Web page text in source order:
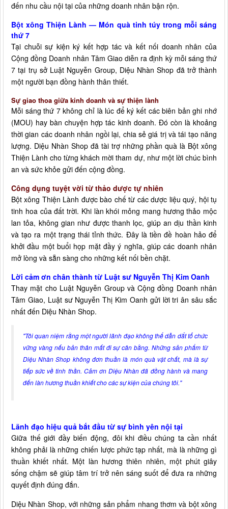
đến nhu cầu nội tại của những doanh nhân bận rộn.
Bột xông Thiện Lành — Món quà tinh túy trong mỗi sáng
thứ 7
Tại chuỗi sự kiện ký kết hợp tác và kết nối doanh nhân của
Cộng đồng Doanh nhân Tâm Giao diễn ra định kỳ mỗi sáng thứ
7 tại trụ sở Luật Nguyễn Group, Diệu Nhàn Shop đã trở thành
một người bạn đồng hành thân thiết.
Sự giao thoa giữa kinh doanh và sự thiện lành
Mỗi sáng thứ 7 không chỉ là lúc để ký kết các biên bản ghi nhớ
(MOU) hay bàn chuyện hợp tác kinh doanh. Đó còn là khoảng
thời gian các doanh nhân ngồi lại, chia sẻ giá trị và tái tạo năng
lượng. Diệu Nhàn Shop đã tài trợ những phần quà là Bột xông
Thiện Lành cho từng khách mời tham dự, như một lời chúc bình
an và sức khỏe gửi đến cộng đồng.
Công dụng tuyệt vời từ thảo dược tự nhiên
Bột xông Thiện Lành được bào chế từ các dược liệu quý, hội tụ
tinh hoa của đất trời. Khi làn khói mỏng mang hương thảo mộc
lan tỏa, không gian như được thanh lọc, giúp an dịu thần kinh
và tạo ra một trạng thái tỉnh thức. Đây là tiền đề hoàn hảo để
khởi đầu một buổi họp mặt đầy ý nghĩa, giúp các doanh nhân
mở lòng và sẵn sàng cho những kết nối bền chặt.
Lời cảm ơn chân thành từ Luật sư Nguyễn Thị Kim Oanh
Thay mặt cho Luật Nguyễn Group và Cộng đồng Doanh nhân
Tâm Giao, Luật sư Nguyễn Thị Kim Oanh gửi lời tri ân sâu sắc
nhất đến Diệu Nhàn Shop.
"Tôi quan niệm rằng một người lãnh đạo không thể dẫn dắt tổ chức
vững vàng nếu bản thân mất đi sự cân bằng. Những sản phẩm từ
Diệu Nhàn Shop không đơn thuần là món quà vật chất, mà là sự
tiếp sức về tinh thần. Cảm ơn Diệu Nhàn đã đồng hành và mang
đến làn hương thuần khiết cho các sự kiện của chúng tôi."
Lãnh đạo hiệu quả bắt đầu từ sự bình yên nội tại
Giữa thế giới đầy biến động, đôi khi điều chúng ta cần nhất
không phải là những chiến lược phức tạp nhất, mà là những gì
thuần khiết nhất. Một làn hương thiên nhiên, một phút giây
sống chậm sẽ giúp tâm trí trở nên sáng suốt để đưa ra những
quyết định đúng đắn.
Diệu Nhàn Shop, với những sản phẩm nhang thơm và bột xông